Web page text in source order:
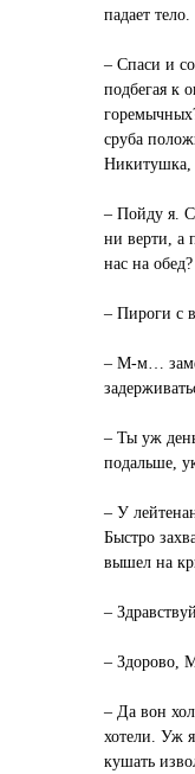
падает тело.
– Спаси и
подбегая к
сруба
Никитушка,
– Пойду я.
ни верти, а
нас на обед?
– Пироги с
– М-м…
– Ты уж
подальше,
– У
Быстро
вышел на
–
– Здорово,
– Да вон
хотели. Уж
кушать